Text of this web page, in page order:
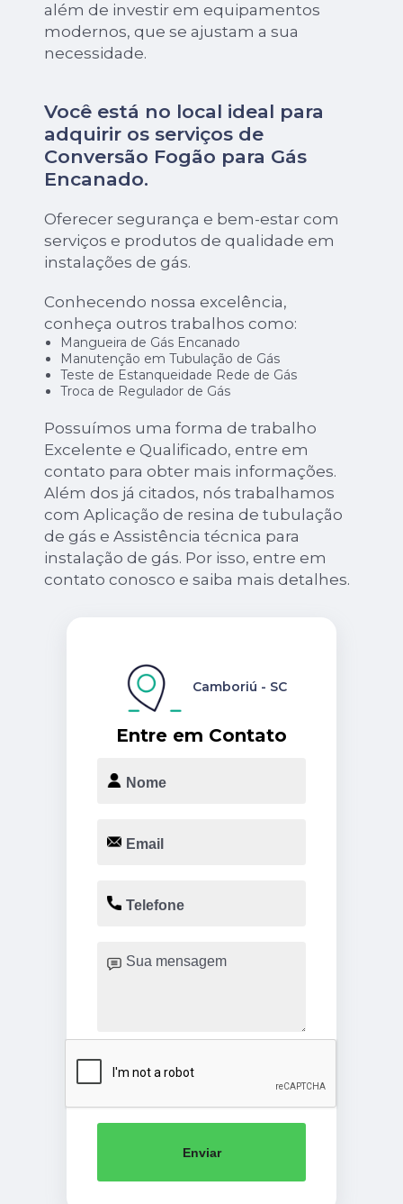
além de investir em equipamentos
modernos, que se ajustam a sua
necessidade.
Você está no local ideal para
adquirir os serviços de
Conversão Fogão para Gás
Encanado.
Oferecer segurança e bem-estar com
serviços e produtos de qualidade em
instalações de gás.
Conhecendo nossa excelência,
conheça outros trabalhos como:
Mangueira de Gás Encanado
Manutenção em Tubulação de Gás
Teste de Estanqueidade Rede de Gás
Troca de Regulador de Gás
Possuímos uma forma de trabalho
Excelente e Qualificado, entre em
contato para obter mais informações.
Além dos já citados, nós trabalhamos
com Aplicação de resina de tubulação
de gás e Assistência técnica para
instalação de gás. Por isso, entre em
contato conosco e saiba mais detalhes.
Entre em Contato
Camboriú - SC
Enviar